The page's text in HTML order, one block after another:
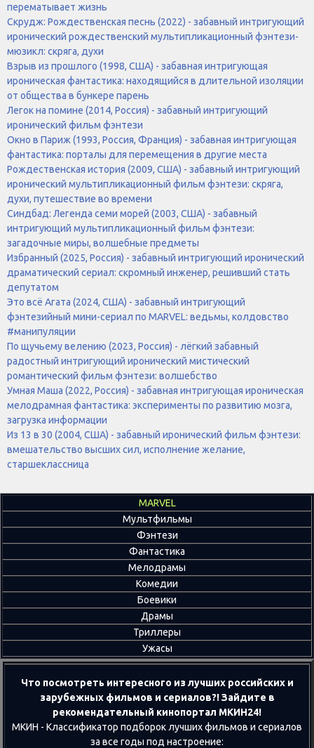
перематывает жизнь
Скрудж: Рождественская песнь (2022) - забавный интригующий
иронический рождественский мультипликационный фэнтези-
мюзикл: скряга, духи
Взрыв из прошлого (1998, США) - забавная интригующая
ироническая фантастика: находящийся в длительной изоляции
от общества в бункере парень
Легок на помине (2014, Россия) - забавный интригующий
иронический фильм фэнтези
Окно в Париж (1993, Россия, Франция) - забавная интригующая
фантастика: порталы для перемещения в другие места
Рождественская история (2009, США) - забавный интригующий
иронический мультипликационный фильм фэнтези: скряга,
духи, путешествие во времени
Синдбад: Легенда семи морей (2003, США) - забавный
интригующий мультипликационный фильм фэнтези:
загадочные миры, волшебные предметы
Избранный (2025, Россия) - забавный интригующий иронический
драматический сериал: скромный инженер, решивший стать
депутатом
Это всё Агата (2024, США) - забавный интригующий
фэнтезийный мини-сериал по MARVEL: ведьмы, колдовство
#манипуляции
По щучьему велению (2023, Россия) - лёгкий забавный
радостный интригующий иронический мистический
романтический фильм фэнтези: волшебство
Умная Маша (2022, Россия) - забавная интригующая ироническая
мелодрамная фантастика: эксперименты по развитию мозга,
загрузка информации
Из 13 в 30 (2004, США) - забавный иронический фильм фэнтези:
вмешательство высших сил, исполнение желание,
старшеклассница
MARVEL
Мультфильмы
Фэнтези
Фантастика
Мелодрамы
Комедии
Боевики
Драмы
Триллеры
Ужасы
Что посмотреть интересного из лучших российских и
зарубежных фильмов и сериалов?! Зайдите в
рекомендательный кинопортал МКИН24!
МКИН - Классификатор подборок лучших фильмов и сериалов
за все годы под настроение: